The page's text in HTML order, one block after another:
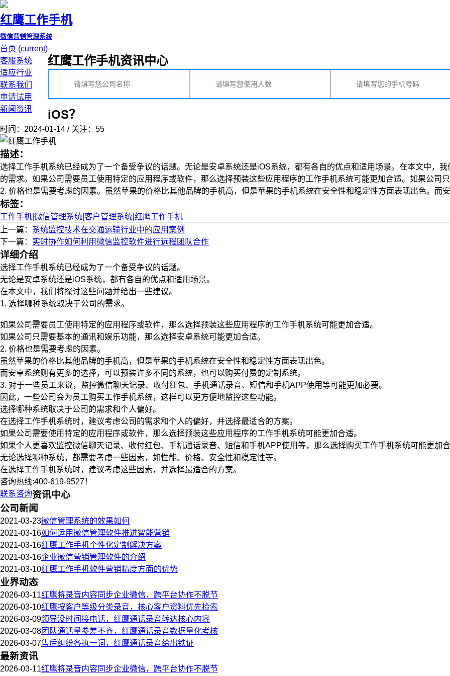
红鹰工作手机
微信营销管理系统
首页 (current)
客服系统
适应行业
联系我们
申请试用
新闻资讯
红鹰工作手机资讯中心
iOS？
时间：2024-01-14 / 关注：55
描述：
选择工作手机系统已经成为了一个备受争议的话题。无论是安卓系统还是iOS系统，都有各自的优点和适用场景。在本文中，
的需求。如果公司需要员工使用特定的应用程序或软件，那么选择预装这些应用程序的工作手机系统可能更加合适。如果公司
2. 价格也是需要考虑的因素。虽然苹果的价格比其他品牌的手机高，但是苹果的手机系统在安全性和稳定性方面表现出色。而
标签：
工作手机 微信管理系统 客户管理系统 红鹰工作手机
上一篇： 系统监控技术在交通运输行业中的应用案例
下一篇： 实时协作如何利用微信监控软件进行远程团队合作
详细介绍
选择工作手机系统已经成为了一个备受争议的话题。
无论是安卓系统还是iOS系统，都有各自的优点和适用场景。
在本文中，我们将探讨这些问题并给出一些建议。
1. 选择哪种系统取决于公司的需求。
如果公司需要员工使用特定的应用程序或软件，那么选择预装这些应用程序的工作手机系统可能更加合适。
如果公司只需要基本的通讯和娱乐功能，那么选择安卓系统可能更加合适。
2. 价格也是需要考虑的因素。
虽然苹果的价格比其他品牌的手机高，但是苹果的手机系统在安全性和稳定性方面表现出色。
而安卓系统则有更多的选择，可以预装许多不同的系统，也可以购买付费的定制系统。
3. 对于一些员工来说，监控微信聊天记录、收付红包、手机通话录音、短信和手机APP使用等可能更加必要。
因此，一些公司会为员工购买工作手机系统，这样可以更方便地监控这些功能。
选择哪种系统取决于公司的需求和个人偏好。
在选择工作手机系统时，建议考虑公司的需求和个人的偏好，并选择最适合的方案。
如果公司需要使用特定的应用程序或软件，那么选择预装这些应用程序的工作手机系统可能更加合适。
如果个人更喜欢监控微信聊天记录、收付红包、手机通话录音、短信和手机APP使用等，那么选择购买工作手机系统可能更加
无论选择哪种系统，都需要考虑一些因素，如性能、价格、安全性和稳定性等。
在选择工作手机系统时，建议考虑这些因素，并选择最适合的方案。
咨询热线:400-619-9527！
联系咨询资讯中心
公司新闻
2021-03-23微信管理系统的效果如何
2021-03-16如何运用微信管理软件推进智能营销
2021-03-16红鹰工作手机个性化定制解决方案
2021-03-16企业微信营销管理软件的介绍
2021-03-10红鹰工作手机软件营销精度方面的优势
业界动态
2026-03-11红鹰将录音内容同步企业微信，跨平台协作不脱节
2026-03-10红鹰按客户等级分类录音，核心客户资料优先检索
2026-03-09领导没时间接电话，红鹰通话录音转达核心内容
2026-03-08团队通话量参差不齐，红鹰通话录音数据量化考核
2026-03-07售后纠纷各执一词，红鹰通话录音给出铁证
最新资讯
2026-03-11红鹰将录音内容同步企业微信，跨平台协作不脱节